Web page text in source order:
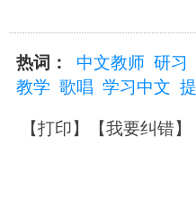
热词： 中文教师 研习
教学 歌唱 学习中文
【打印】【我要纠错】